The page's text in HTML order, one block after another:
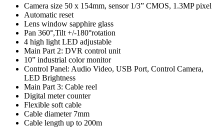
Camera size 50 x 154mm, sensor 1/3” CMOS, 1.3MP pixel
Automatic reset
Lens window sapphire glass
Pan 360°,Tilt +/-180°rotation
4 high light LED adjustable
Main Part 2: DVR control unit
10” industrial color monitor
Control Panel: Audio Video, USB Port, Control Camera,
LED Brightness
Main Part 3: Cable reel
Digital meter counter
Flexible soft cable
Cable diameter 7mm
Cable length up to 200m